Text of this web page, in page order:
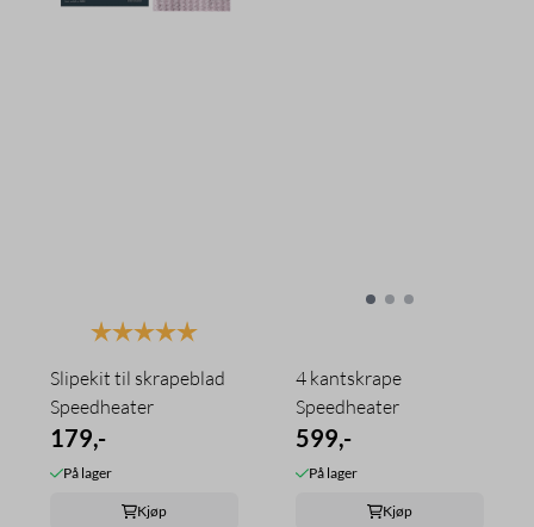
Karakter:
Slipekit til skrapeblad
Speedheater
179,-
På lager
Kjøp
4 kantskrape
Speedheater
599,-
På lager
Kjøp